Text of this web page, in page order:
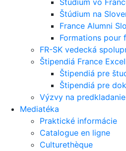
Štúdium vo
Štúdium na
France Alumni
Formations pour
FR-SK vedecká
Štipendiá France
Štipendiá pre
Štipendiá pre
Výzvy na
Mediatéka
Praktické informácie
Catalogue en ligne
Culturethèque